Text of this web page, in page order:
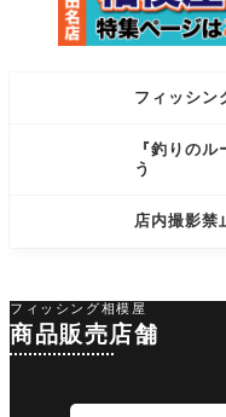
フィッシン
『釣りの
う
店内撮影禁
フィッシング相模屋
商品販売店舗